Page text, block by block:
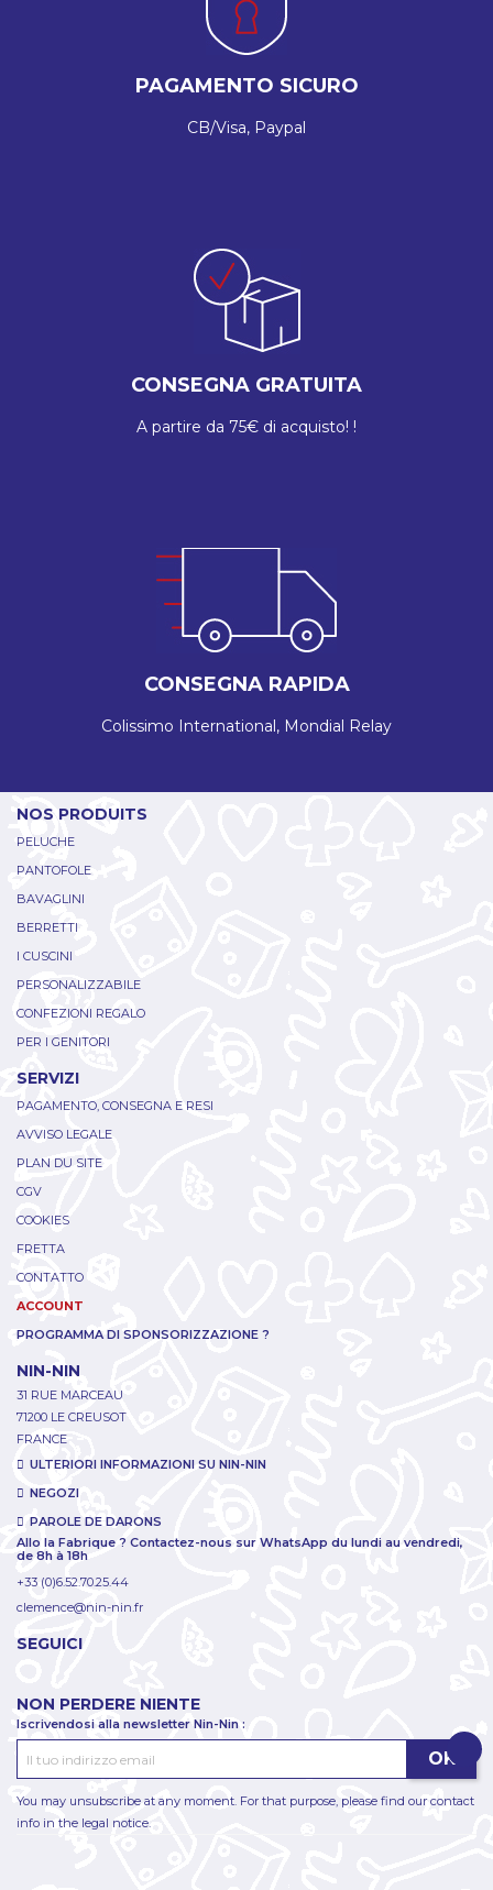
PAGAMENTO SICURO
CB/Visa, Paypal
CONSEGNA GRATUITA
A partire da 75€ di acquisto! !
CONSEGNA RAPIDA
Colissimo International, Mondial Relay
NOS PRODUITS
PELUCHE
PANTOFOLE
BAVAGLINI
BERRETTI
I CUSCINI
PERSONALIZZABILE
CONFEZIONI REGALO
PER I GENITORI
SERVIZI
PAGAMENTO, CONSEGNA E RESI
AVVISO LEGALE
PLAN DU SITE
CGV
COOKIES
FRETTA
CONTATTO
ACCOUNT
PROGRAMMA DI SPONSORIZZAZIONE ?
NIN-NIN
31 RUE MARCEAU
71200 LE CREUSOT
FRANCE
ULTERIORI INFORMAZIONI SU NIN-NIN
NEGOZI
PAROLE DE DARONS
Allo la Fabrique ? Contactez-nous sur WhatsApp du lundi au vendredi,
de 8h à 18h
+33 (0)6.52.70.25.44
clemence@nin-nin.fr
SEGUICI
NON PERDERE NIENTE
Iscrivendosi alla newsletter Nin-Nin :
You may unsubscribe at any moment. For that purpose, please find our contact
info in the legal notice.